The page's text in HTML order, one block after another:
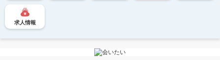
求人情報